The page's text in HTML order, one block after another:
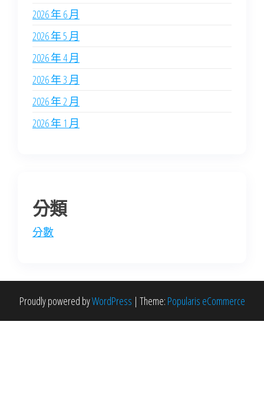
2026 年 6 月
2026 年 5 月
2026 年 4 月
2026 年 3 月
2026 年 2 月
2026 年 1 月
分類
分數
Proudly powered byWordPress | Theme: Popularis eCommerce